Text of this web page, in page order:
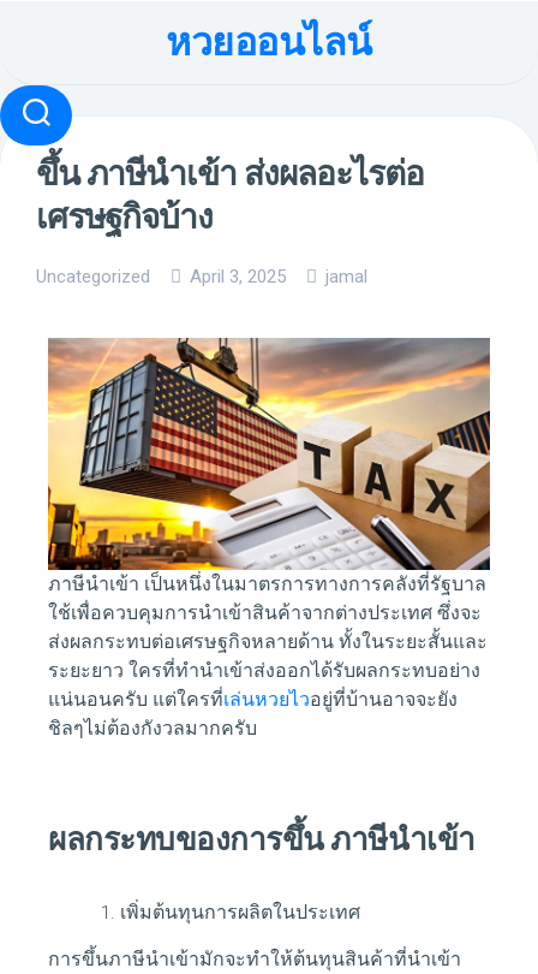
หวยออนไลน์
ขึ้น ภาษีนำเข้า ส่งผลอะไรต่อ
เศรษฐกิจบ้าง
Uncategorized April 3, 2025 jamal
ภาษีนำเข้า เป็นหนึ่งในมาตรการทางการคลังที่รัฐบาล
ใช้เพื่อควบคุมการนำเข้าสินค้าจากต่างประเทศ ซึ่งจะ
ส่งผลกระทบต่อเศรษฐกิจหลายด้าน ทั้งในระยะสั้นและ
ระยะยาว ใครที่ทำนำเข้าส่งออกได้รับผลกระทบอย่าง
แน่นอนครับ แต่ใครที่เล่นหวยไวอยู่ที่บ้านอาจจะยัง
ชิลๆไม่ต้องกังวลมากครับ
ผลกระทบของการขึ้น ภาษีนำเข้า
เพิ่มต้นทุนการผลิตในประเทศ
การขึ้นภาษีนำเข้ามักจะทำให้ต้นทุนสินค้าที่นำเข้า